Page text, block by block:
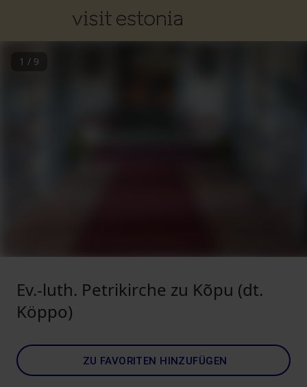
1 / 9
Ev.-luth. Petrikirche zu Kõpu (dt.
Köppo)
ZU FAVORITEN HINZUFÜGEN